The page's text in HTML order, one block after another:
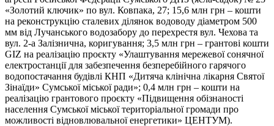
«Золотий ключик» по вул. Ковпака, 27; 15,6 млн грн – кошти
на реконструкцію сталевих ділянок водоводу діаметром 500
мм від Лучанського водозабору до перехрестя вул. Чехова та
вул. 2-а Залізнична, коригування; 3,5 млн грн – грантові кошти
GIZ на реалізацію проєкту «Улаштування мережевої сонячної
електростанції для забезпечення безперебійного гарячого
водопостачання будівлі КНП «Дитяча клінічна лікарня Святої
Зінаїди» Сумської міської ради»; 0,4 млн грн – кошти на
реалізацію грантового проєкту «Підвищення обізнаності
населення Сумської міської територіальної громади про
можливості відновлювальної енергетики» ЦЕНТУМ).